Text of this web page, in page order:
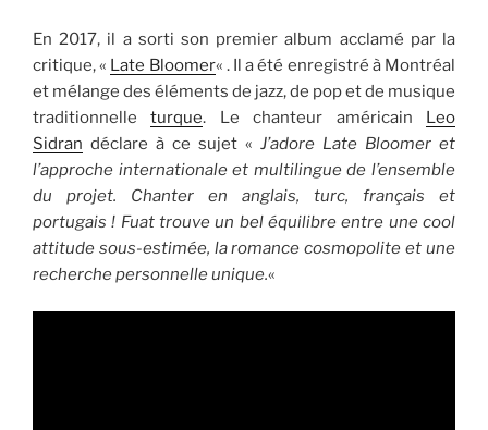
En 2017, il a sorti son premier album acclamé par la
critique, « Late Bloomer« . Il a été enregistré à Montréal
et mélange des éléments de jazz, de pop et de musique
traditionnelleturque. Le chanteur américain Leo
Sidran déclare à ce sujet « J’adore Late Bloomer et
l’approche internationale et multilingue de l’ensemble
du projet. Chanter en anglais, turc, français et
portugais ! Fuat trouve un bel équilibre entre une cool
attitude sous-estimée, la romance cosmopolite et une
recherche personnelle unique.«